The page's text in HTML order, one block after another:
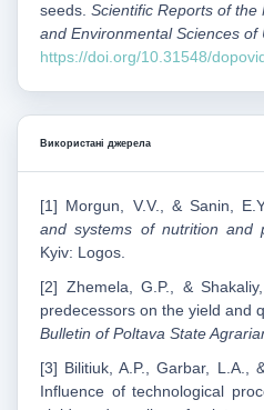
seeds. Scientific Reports of the
and Environmental Sciences of
https://doi.org/10.31548/
Використані джерела
[1] Morgun, V.V., & Sanin,
and systems of nutrition and
Kyiv: Logos.
[2] Zhemela, G.P., &
predecessors on the yield and
Bulletin of Poltava State
[3] Bilitiuk, A.P., Garbar, L.A.,
Influence of technological